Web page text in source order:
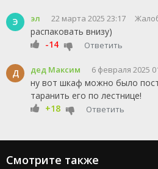
Э эл 22 марта 2025 23:17
распаковать внизу)
-14
Ответить
Д дед Максим 6 февраля 2025
ну вот шкаф можно было
таранить его по лестнице!
+18
Ответить
Смотрите также